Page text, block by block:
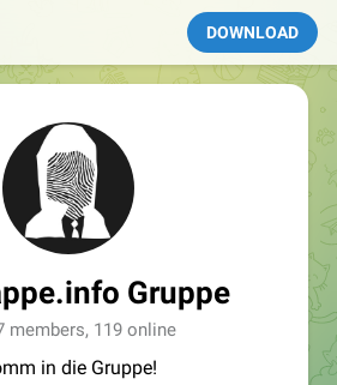
DOWNLOAD
Gruppe
members, 119 online
in die Gruppe!